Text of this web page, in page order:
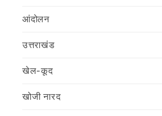
आंदोलन
उत्तराखंड
खेल-कूद
खोजी नारद